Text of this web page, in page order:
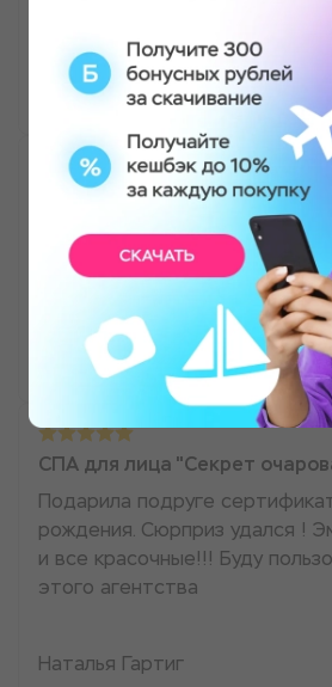
чувствую себя на 10 лет
Евгения Маренкова
СПА для лица "Секрет
Хочу выразить
эмоций", за слаженную
отпуск прошёл на "ура")))
Svetlana Guskova
СПА для лица "Секрет
Подарила подруге
рождения. Сюрприз удался !
и все красочные!!! Буду
этого агентства
Наталья Гартиг